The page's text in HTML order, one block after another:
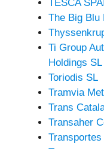
TESCA
The Big Blu
Ti Group
Holdings SL
Toriodis SL
Tramvia
Trans
Transaher